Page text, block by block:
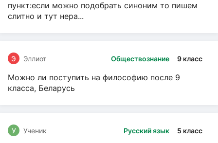
пункт:если можно подобрать синоним то пишем
слитно и тут нера...
Обществознание 9 класс
Э Эллиот
Можно ли поступить на философию после 9
класса, Беларусь
Русский язык 5 класс
У Ученик